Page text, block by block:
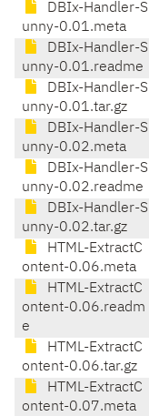
DBIx-Handler-S
unny-0.01.meta
DBIx-Handler-S
unny-0.01.readme
DBIx-Handler-S
unny-0.01.tar.gz
DBIx-Handler-S
unny-0.02.meta
DBIx-Handler-S
unny-0.02.readme
DBIx-Handler-S
unny-0.02.tar.gz
HTML-ExtractC
ontent-0.06.meta
HTML-ExtractC
ontent-0.06.readm
e
HTML-ExtractC
ontent-0.06.tar.gz
HTML-ExtractC
ontent-0.07.meta